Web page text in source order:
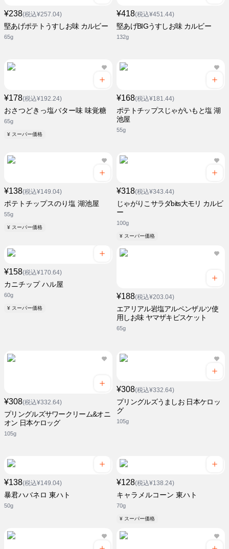
¥238(税込¥257.04)
堅あげポテトうすしお味 カルビー
65g
¥418(税込¥451.44)
堅あげBIGうすしお味 カルビー
132g
¥178(税込¥192.24)
おさつどきっ塩バター味 味覚糖
65g
¥ スーパー価格
¥168(税込¥181.44)
ポテトチップスじゃがいもと塩 湖
池屋
55g
¥138(税込¥149.04)
ポテトチップスのり塩 湖池屋
55g
¥ スーパー価格
¥318(税込¥343.44)
じゃがりこサラダbits大モリ カルビ
ー
100g
¥ スーパー価格
¥158(税込¥170.64)
カニチップ ハル屋
60g
¥ スーパー価格
¥188(税込¥203.04)
エアリアル岩塩アルペンザルツ使
用しお味 ヤマザキビスケット
65g
¥308(税込¥332.64)
プリングルズサワークリーム&オニ
オン 日本ケロッグ
105g
¥308(税込¥332.64)
プリングルズうましお 日本ケロッ
グ
105g
¥138(税込¥149.04)
暴君ハバネロ 東ハト
50g
¥128(税込¥138.24)
キャラメルコーン 東ハト
70g
¥ スーパー価格